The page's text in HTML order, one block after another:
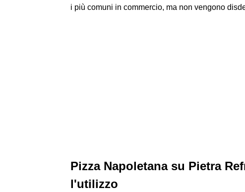
i più comuni in commercio, ma non vengono
Pizza Napoletana su Pietra
l'utilizzo